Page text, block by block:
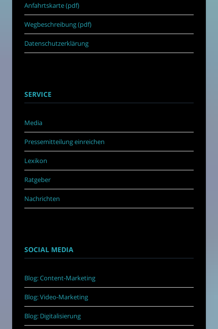
Anfahrtskarte (pdf)
Wegbeschreibung (pdf)
Datenschutzerklärung
SERVICE
Media
Pressemitteilung einreichen
Lexikon
Ratgeber
Nachrichten
SOCIAL MEDIA
Blog: Content-Marketing
Blog: Video-Marketing
Blog: Digitalisierung